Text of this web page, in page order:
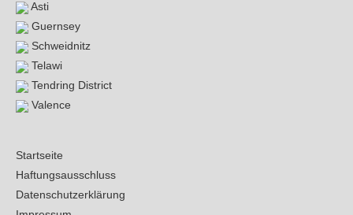
Asti
Guernsey
Schweidnitz
Telawi
Tendring District
Valence
Startseite
Haftungsausschluss
Datenschutzerklärung